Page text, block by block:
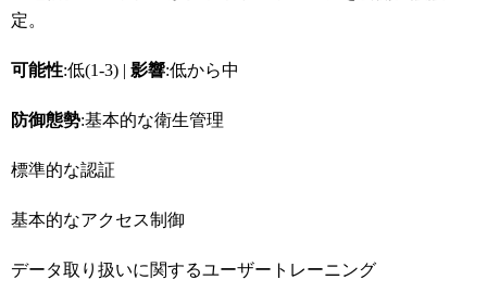
定。
可能性:低(1-3) | 影響:低から中
防御態勢:基本的な衛生管理
標準的な認証
基本的なアクセス制御
データ取り扱いに関するユーザートレーニング